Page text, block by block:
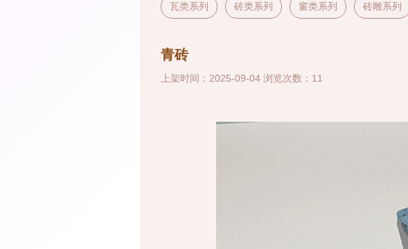
瓦类系列 砖类系列 窗类系列 砖雕系列
青砖
上架时间：2025-09-04 浏览次数：11